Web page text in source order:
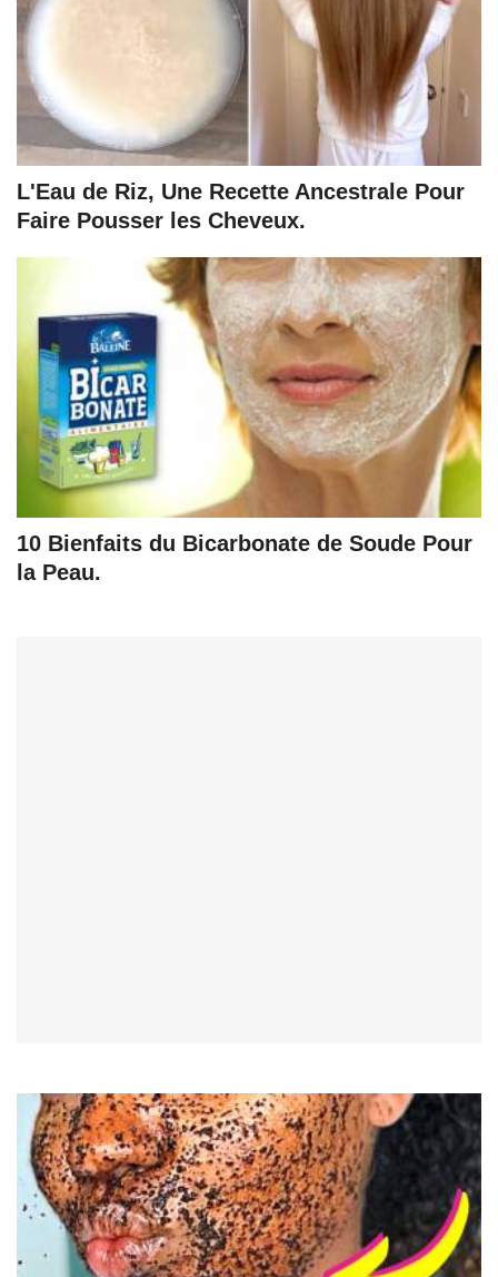
L'Eau de Riz, Une Recette Ancestrale Pour
Faire Pousser les Cheveux.
10 Bienfaits du Bicarbonate de Soude Pour
la Peau.